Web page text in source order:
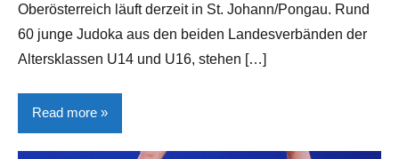
Oberösterreich läuft derzeit in St. Johann/Pongau. Rund
60 junge Judoka aus den beiden Landesverbänden der
Altersklassen U14 und U16, stehen […]
Read more